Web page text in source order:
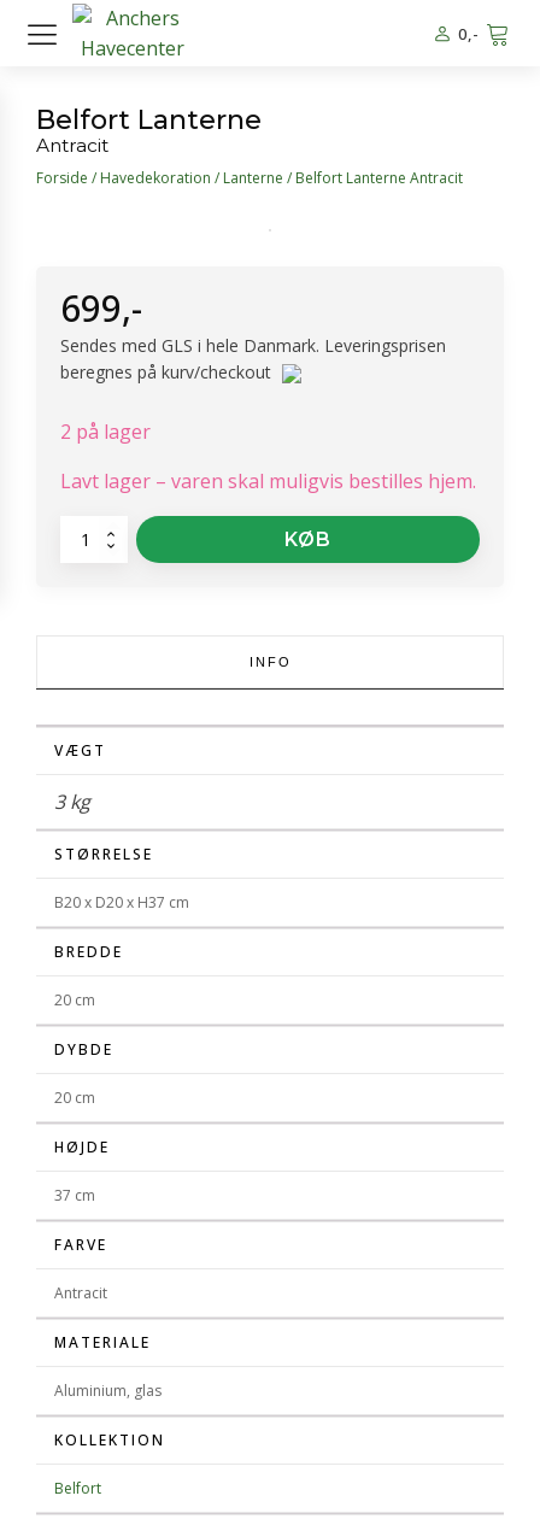
0,-
Forside / Havedekoration / Lanterne / Belfort Lanterne Antracit
Belfort Lanterne
Antracit
699,-
Sendes med GLS i hele Danmark. Leveringsprisen
beregnes på kurv/checkout
2 på lager
Lavt lager – varen skal muligvis bestilles hjem.
Belfort
Lanterne
KØB
INFO
VÆGT
3 kg
STØRRELSE
B20 x D20 x H37 cm
BREDDE
20 cm
DYBDE
20 cm
HØJDE
37 cm
FARVE
Antracit
MATERIALE
Aluminium, glas
KOLLEKTION
Belfort